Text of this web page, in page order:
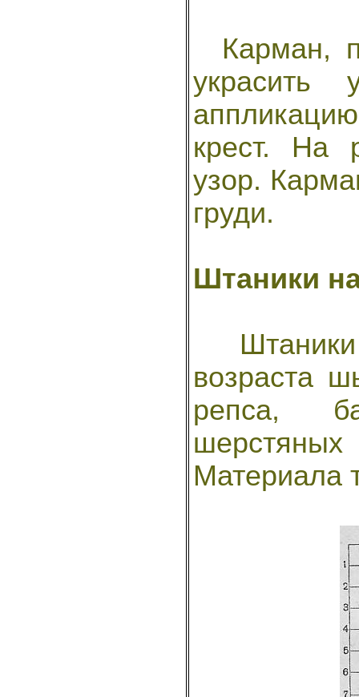
Карман,
украсить
крест. На
узор.
груди.
Штаники
Штаники
возраста
репса,
Материала